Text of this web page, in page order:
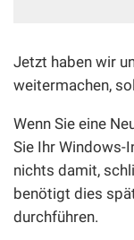
Jetzt haben wir
weitermachen,
Wenn Sie eine
Sie Ihr Windows-
nichts damit,
benötigt dies
durchführen.